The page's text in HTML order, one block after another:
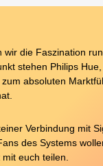
wir die Faszination
stehen Philips
absoluten
Verbindung mit
des Systems
euch teilen.